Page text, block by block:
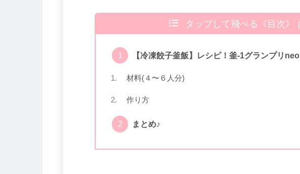
タップして飛べる《目次》
【冷凍餃子釜飯】レシピ！釜-1グランプリneo
材料(４〜６人分)
作り方
まとめ♪